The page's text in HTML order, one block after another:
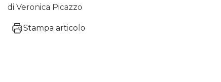
di Veronica Picazzo
Stampa articolo